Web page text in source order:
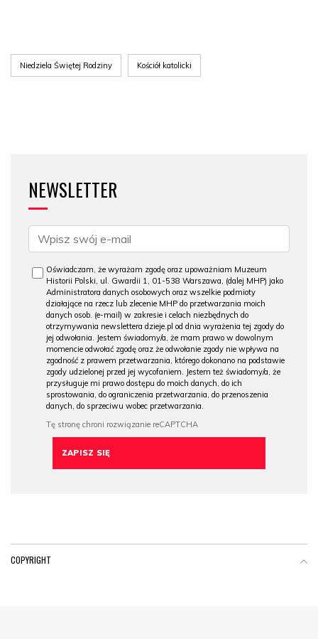
Niedziela Świętej Rodziny Kościół katolicki
NEWSLETTER
Oświadczam, że wyrażam zgodę oraz upoważniam Muzeum
Historii Polski, ul. Gwardii 1, 01-538 Warszawa, (dalej MHP) jako
Administratora danych osobowych oraz wszelkie podmioty
działające na rzecz lub zlecenie MHP do przetwarzania moich
danych osob. (e-mail) w zakresie i celach niezbędnych do
otrzymywania newslettera dzieje.pl od dnia wyrażenia tej zgody do
jej odwołania. Jestem świadomy/a, że mam prawo w dowolnym
momencie odwołać zgodę oraz że odwołanie zgody nie wpływa na
zgodność z prawem przetwarzania, którego dokonano na podstawie
zgody udzielonej przed jej wycofaniem. Jestem też świadomy/a, że
przysługuje mi prawo dostępu do moich danych, do ich
sprostowania, do ograniczenia przetwarzania, do przenoszenia
danych, do sprzeciwu wobec przetwarzania.
COPYRIGHT